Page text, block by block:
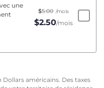
une
$5.00 /mois
$2.50/mois
américains. Des taxes